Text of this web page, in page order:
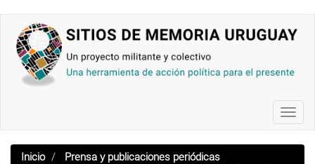
contenido
principal
Inicio
Prensa y publicaciones periódicas